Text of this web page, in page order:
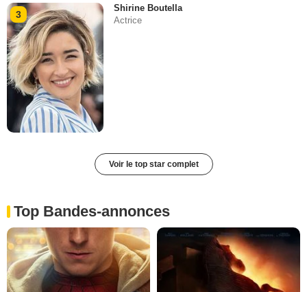
3
Shirine Boutella
Actrice
Voir le top star complet
Top Bandes-annonces